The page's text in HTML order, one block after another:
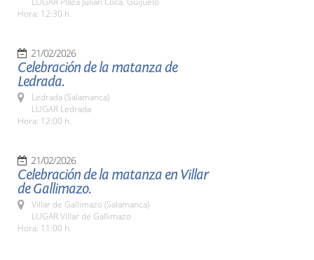
Hora: 12:30 h.
21/02/2026
Celebración de la matanza de
Ledrada.
Ledrada (Salamanca)
LUGAR Ledrada
Hora: 12:00 h.
21/02/2026
Celebración de la matanza en Villar
de Gallimazo.
Villar de Gallimazo (Salamanca)
LUGAR Villar de Gallimazo
Hora: 11:00 h.